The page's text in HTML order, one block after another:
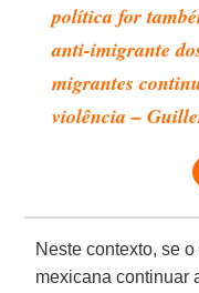
política for
anti-imigrante
migrantes
violência –
Neste contexto, se
mexicana continuar